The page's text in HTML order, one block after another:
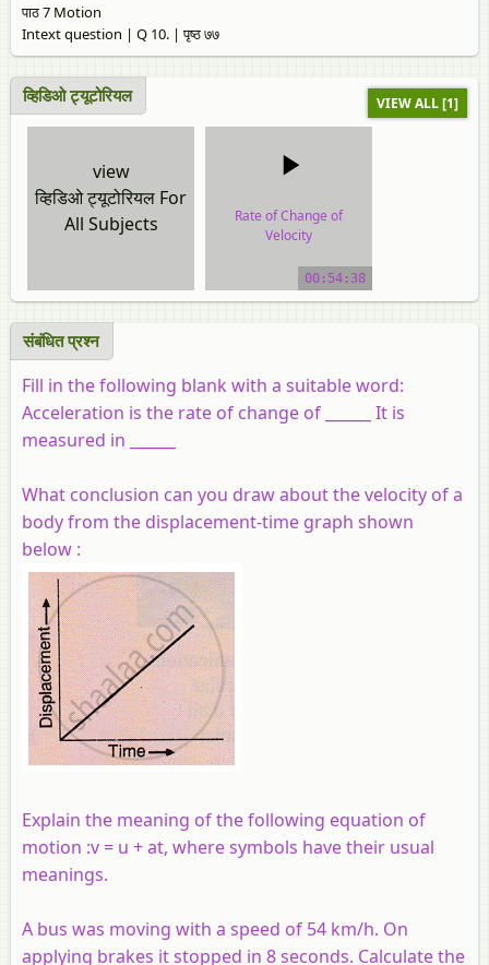
पाठ 7 Motion
Intext question | Q 10. | पृष्ठ ७७
व्हिडिओ ट्यूटोरियल VIEW ALL [1]
view
व्हिडिओ ट्यूटोरियल For
All Subjects
Rate of Change of
Velocity
video tutorial00:54:38
संबंधित प्रश्‍न
Fill in the following blank with a suitable word:
Acceleration is the rate of change of ______ It is
measured in ______
What conclusion can you draw about the velocity of a
body from the displacement-time graph shown
below :
Explain the meaning of the following equation of
motion :v = u + at, where symbols have their usual
meanings.
A bus was moving with a speed of 54 km/h. On
applying brakes it stopped in 8 seconds. Calculate the